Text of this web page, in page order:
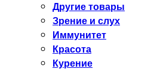
Другие товары
Зрение и слух
Иммунитет
Красота
Курение